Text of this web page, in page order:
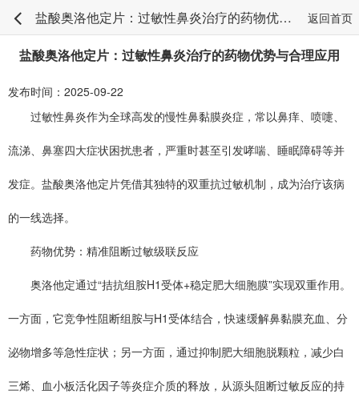
返回首页
盐酸奥洛他定片：过敏性鼻炎治疗的药物优势与合理应用
盐酸奥洛他定片：过敏性鼻炎治疗的药物优势与合理应用
发布时间：2025-09-22
过敏性鼻炎作为全球高发的慢性鼻黏膜炎症，常以鼻痒、喷嚏、
流涕、鼻塞四大症状困扰患者，严重时甚至引发哮喘、睡眠障碍等并
发症。盐酸奥洛他定片凭借其独特的双重抗过敏机制，成为治疗该病
的一线选择。
药物优势：精准阻断过敏级联反应
奥洛他定通过“拮抗组胺H1受体+稳定肥大细胞膜”实现双重作用。
一方面，它竞争性阻断组胺与H1受体结合，快速缓解鼻黏膜充血、分
泌物增多等急性症状；另一方面，通过抑制肥大细胞脱颗粒，减少白
三烯、血小板活化因子等炎症介质的释放，从源头阻断过敏反应的持